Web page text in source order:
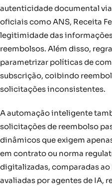
autenticidade documental via
oficiais como ANS, Receita
legitimidade das
reembolsos. Além disso,
parametrizar políticas de
subscrição, coibindo
solicitações inconsistentes.
A automação inteligente
solicitações de reembolso
dinâmicos que exigem
em contrato ou norma
digitalizadas, comparadas
avaliadas por agentes de IA,